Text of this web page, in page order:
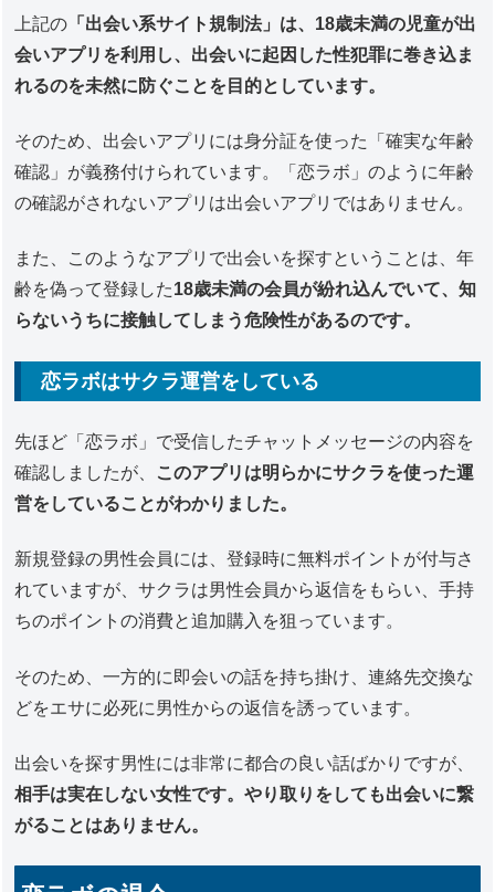
上記の 「出会い系サイト規制法」は、18歳未満の児童が出
会いアプリを利用し、出会いに起因した性犯罪に巻き込ま
れるのを未然に防ぐことを目的としています。
そのため、出会いアプリには身分証を使った「確実な年齢
確認」が義務付けられています。「恋ラボ」のように年齢
の確認がされないアプリは出会いアプリではありません。
また、このようなアプリで出会いを探すということは、年
齢を偽って登録した18歳未満の会員が紛れ込んでいて、知
らないうちに接触してしまう危険性があるのです。
恋ラボはサクラ運営をしている
先ほど「恋ラボ」で受信したチャットメッセージの内容を
確認しましたが、
このアプリは明らかにサクラを使った運
営をしていることがわかりました。
新規登録の男性会員には、登録時に無料ポイントが付与さ
れていますが、サクラは男性会員から返信をもらい、手持
ちのポイントの消費と追加購入を狙っています。
そのため、一方的に即会いの話を持ち掛け、連絡先交換な
どをエサに必死に男性からの返信を誘っています。
出会いを探す男性には非常に都合の良い話ばかりですが、
相手は実在しない女性です。やり取りをしても出会いに繋
がることはありません。